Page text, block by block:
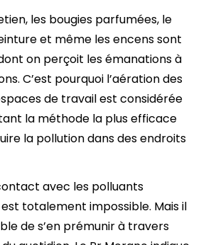
les bougies parfumées, le
et même les encens sont
on perçoit les émanations à
C’est pourquoi l’aération des
de travail est considérée
la méthode la plus efficace
la pollution dans des endroits
avec les polluants
totalement impossible. Mais il
de s’en prémunir à travers